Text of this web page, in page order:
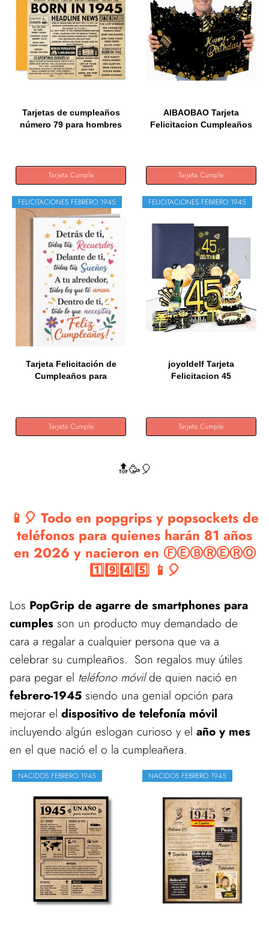
Tarjetas de cumpleaños
número 79 para hombres
Tarjeta Cumple
AIBAOBAO Tarjeta
Felicitacion Cumpleaños
Tarjeta Cumple
FELICITACIONES FEBRERO 1945
Tarjeta Felicitación de
Cumpleaños para
Tarjeta Cumple
FELICITACIONES FEBRERO 1945
joyoldelf Tarjeta
Felicitacion 45
Tarjeta Cumple
🔝🥳🎈
📱🎈 Todo en popgrips y popsockets de
teléfonos para quienes harán 81 años
en 2026 y nacieron en ⒻⒺⒷⓇⒺⓇⓄ
1️⃣9️⃣4️⃣5️⃣ 📱🎈
Los PopGrip de agarre de smartphones para
cumples son un producto muy demandado de
cara a regalar a cualquier persona que va a
celebrar su cumpleaños. Son regalos muy útiles
para pegar el teléfono móvilde quien nació en
febrero-1945 siendo una genial opción para
mejorar el dispositivo de telefonía móvil
incluyendo algún eslogan curioso y el año y mes
en el que nació el o la cumpleañera.
NACIDOS FEBRERO 1945 NACIDOS FEBRERO 1945